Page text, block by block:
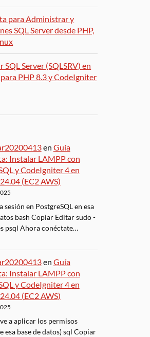
para Administrar y
SQL Server desde PHP,
Server (SQLSRV) en
PHP 8.3 y CodeIgniter
en Guía
Instalar LAMPP con
y CodeIgniter 4 en
(EC2 AWS)
sesión en PostgreSQL en esa
bash Copiar Editar sudo -
psql Ahora conéctate…
en Guía
Instalar LAMPP con
y CodeIgniter 4 en
(EC2 AWS)
a aplicar los permisos
esa base de datos) sql Copiar